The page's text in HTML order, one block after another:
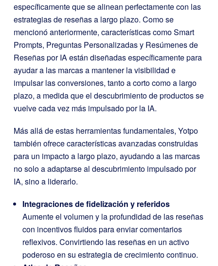
específicamente que se alinean perfectamente con las
estrategias de reseñas a largo plazo. Como se
mencionó anteriormente, características como Smart
Prompts, Preguntas Personalizadas y Resúmenes de
Reseñas por IA están diseñadas específicamente para
ayudar a las marcas a mantener la visibilidad e
impulsar las conversiones, tanto a corto como a largo
plazo, a medida que el descubrimiento de productos se
vuelve cada vez más impulsado por la IA.
Más allá de estas herramientas fundamentales, Yotpo
también ofrece características avanzadas construidas
para un impacto a largo plazo, ayudando a las marcas
no solo a adaptarse al descubrimiento impulsado por
IA, sino a liderarlo.
Integraciones de fidelización y referidos
Aumente el volumen y la profundidad de las reseñas
con incentivos fluidos para enviar comentarios
reflexivos. Convirtiendo las reseñas en un activo
poderoso en su estrategia de crecimiento continuo.